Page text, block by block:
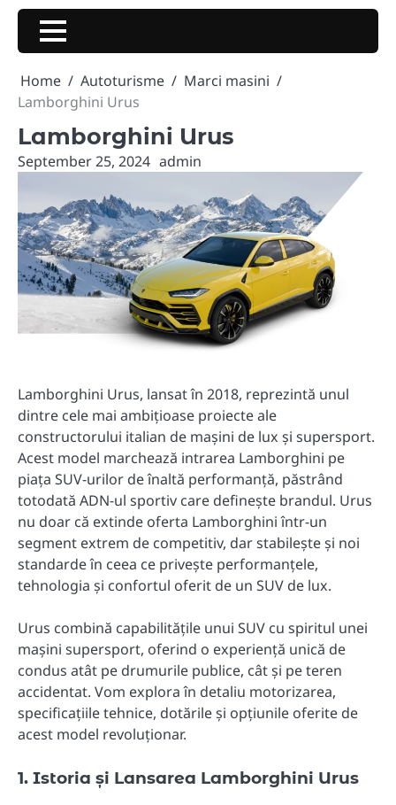
Skip
content
Home
Autoturisme
Marci masini
Lamborghini Urus
Lamborghini Urus
September 25, 2024 admin
Lamborghini Urus, lansat în 2018, reprezintă unul
dintre cele mai ambițioase proiecte ale
constructorului italian de mașini de lux și supersport.
Acest model marchează intrarea Lamborghini pe
piața SUV-urilor de înaltă performanță, păstrând
totodată ADN-ul sportiv care definește brandul. Urus
nu doar că extinde oferta Lamborghini într-un
segment extrem de competitiv, dar stabilește și noi
standarde în ceea ce privește performanțele,
tehnologia și confortul oferit de un SUV de lux.
Urus combină capabilitățile unui SUV cu spiritul unei
mașini supersport, oferind o experiență unică de
condus atât pe drumurile publice, cât și pe teren
accidentat. Vom explora în detaliu motorizarea,
specificațiile tehnice, dotările și opțiunile oferite de
acest model revoluționar.
1. Istoria și Lansarea Lamborghini Urus